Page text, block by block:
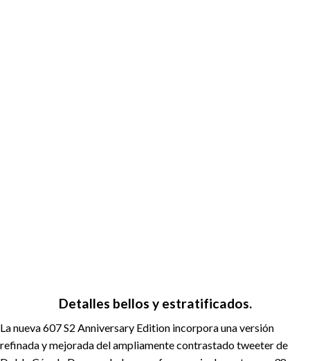
Detalles bellos y estratificados.
La nueva 607 S2 Anniversary Edition incorpora una versión
refinada y mejorada del ampliamente contrastado tweeter de